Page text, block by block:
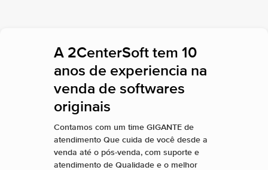
A 2CenterSoft tem 10
anos de experiencia na
venda de softwares
originais
Contamos com um time GIGANTE de
atendimento Que cuida de você desde a
venda até o pós-venda, com suporte e
atendimento de Qualidade e o melhor